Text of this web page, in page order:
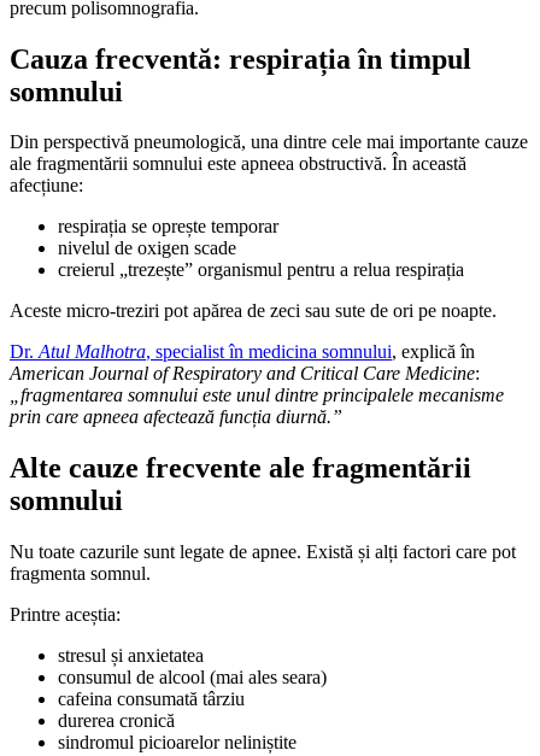
precum polisomnografia.
Cauza frecventă: respirația în timpul
somnului
Din perspectivă pneumologică, una dintre cele mai importante cauze
ale fragmentării somnului este apneea obstructivă. În această
afecțiune:
respirația se oprește temporar
nivelul de oxigen scade
creierul „trezește” organismul pentru a relua respirația
Aceste micro-treziri pot apărea de zeci sau sute de ori pe noapte.
Dr.Atul Malhotra, specialist în medicina somnului, explică în
American Journal of Respiratory and Critical Care Medicine:
„fragmentarea somnului este unul dintre principalele mecanisme
prin care apneea afectează funcția diurnă.”
Alte cauze frecvente ale fragmentării
somnului
Nu toate cazurile sunt legate de apnee. Există și alți factori care pot
fragmenta somnul.
Printre aceștia:
stresul și anxietatea
consumul de alcool (mai ales seara)
cafeina consumată târziu
durerea cronică
sindromul picioarelor neliniștite